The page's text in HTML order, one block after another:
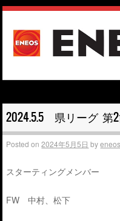
Skip to content
2024.5.5 県リーグ 第
Posted on2024年5月5日 by
スターティングメンバー
FW 中村、松下